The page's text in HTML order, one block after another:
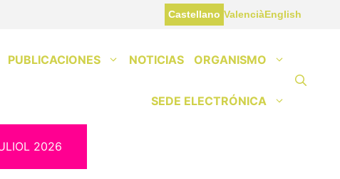
Castellano ValenciàEnglish
PUBLICACIONES NOTICIAS ORGANISMO
SEDE ELECTRÓNICA
2026